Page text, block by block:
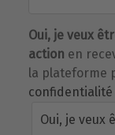
Oui, je veux
action en
la plateforme
confidentialité
Oui, je veux